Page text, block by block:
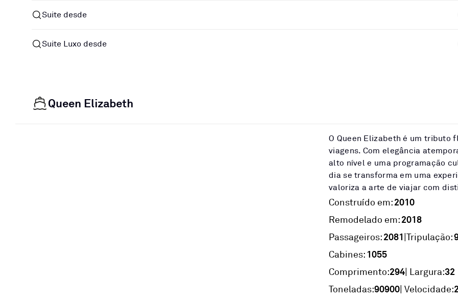
Suite desde
Suite Luxo desde
Queen Elizabeth
O Queen Elizabeth é um tributo
viagens. Com elegância
alto nível e uma programação
dia se transforma em uma
valoriza a arte de viajar com
Construído em:2010
Remodelado em:2018
Passageiros:2081|Tripulação:
Cabines: 1055
Comprimento:294| Largura:32
Toneladas:90900| Velocidade: